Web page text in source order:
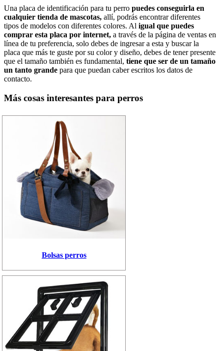
Una placa de identificación para tu perro puedes conseguirla en
cualquier tienda de mascotas, allí, podrás encontrar diferentes
tipos de modelos con diferentes colores. Al igual que puedes
comprar esta placa por internet, a través de la página de ventas en
línea de tu preferencia, solo debes de ingresar a esta y buscar la
placa que más te guste por su color y diseño, debes de tener presente
que el tamaño también es fundamental, tiene que ser de un tamaño
un tanto grande para que puedan caber escritos los datos de
contacto.
Más cosas interesantes para perros
Bolsas perros